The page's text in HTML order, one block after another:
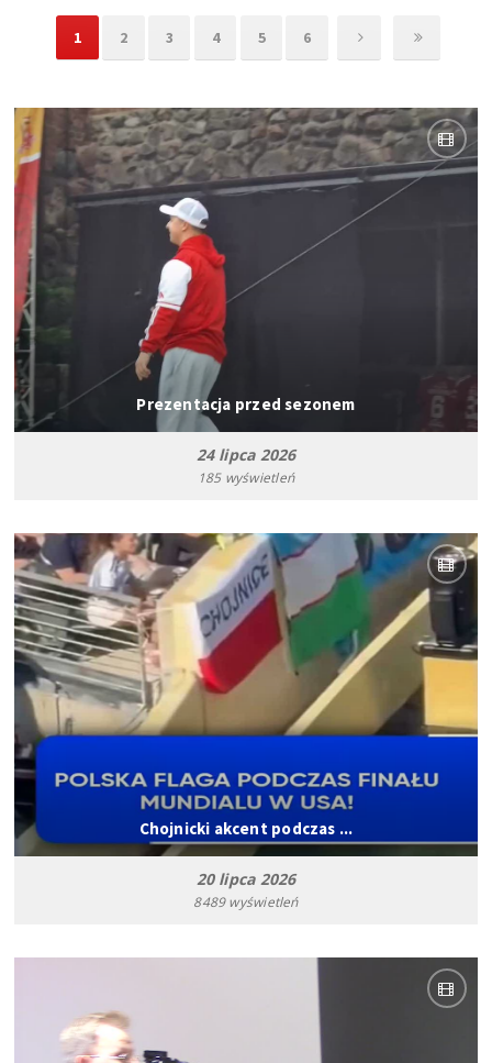
1 2 3 4 5 6
Prezentacja przed sezonem
24 lipca 2026
185 wyświetleń
Chojnicki akcent podczas ...
20 lipca 2026
8489 wyświetleń